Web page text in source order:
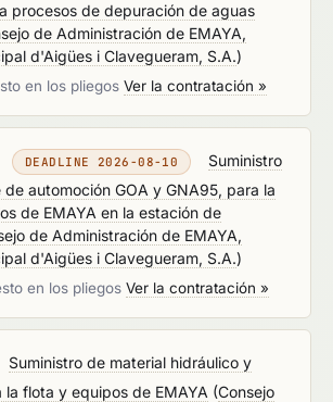
procesos de depuración de aguas
de Administración de EMAYA,
d'Aigües i Clavegueram, S.A.)
en los pliegos Ver la contratación »
DEADLINE 2026-08-10
Suministro
automoción GOA y GNA95, para la
de EMAYA en la estación de
de Administración de EMAYA,
d'Aigües i Clavegueram, S.A.)
en los pliegos Ver la contratación »
Suministro de material hidráulico y
la flota y equipos de EMAYA (Consejo